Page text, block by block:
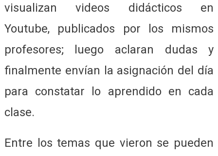
visualizan videos didácticos en
Youtube, publicados por los mismos
profesores; luego aclaran dudas y
finalmente envían la asignación del día
para constatar lo aprendido en cada
clase.
Entre los temas que vieron se pueden